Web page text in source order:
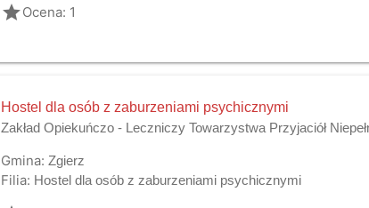
gradeOcena: 1
Hostel dla osób z zaburzeniami psychicznymi
Zakład Opiekuńczo - Leczniczy Towarzystwa Przyjaciół
Gmina: Zgierz
Filia: Hostel dla osób z zaburzeniami psychicznymi